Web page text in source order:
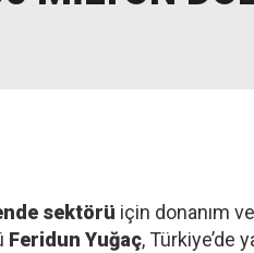
sektörü için donanım
Feridun Yuğaç, Türkiye’de